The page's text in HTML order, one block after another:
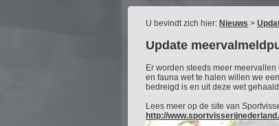
U bevindt zich hier: Nieuws >
Update
Er worden steeds meer
en fauna wet te halen willen we
bedreigd is en uit deze wet
Lees meer op de site van
http://